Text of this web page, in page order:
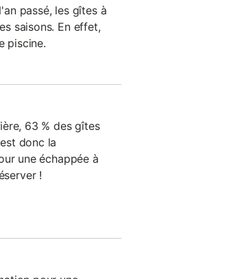
passé, les gîtes à
saisons. En effet,
piscine.
63 % des gîtes
donc la
une échappée à
!